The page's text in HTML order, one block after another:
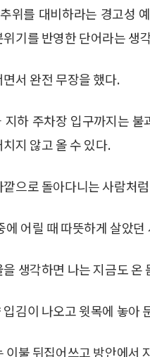
추위를 대비하라는 경고성
기를 반영한 단어라는 생
서 완전 무장을 했다.
지하 주차장 입구까지는
지 않고 올 수 있다.
으로 돌아다니는 사람처
에 어릴 때 따뜻하게 살았
생각하면 나는 지금도 온
김이 나오고 윗목에 놓아
이불 뒤집어쓰고 방안에서